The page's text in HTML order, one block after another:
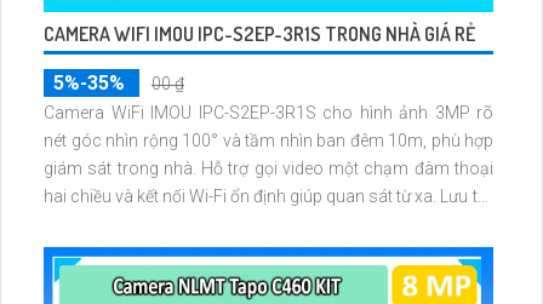
CAMERA WIFI IMOU IPC-S2EP-3R1S TRONG NHÀ GIÁ RẺ
5%-35%
00 ₫
Camera WiFi IMOU IPC-S2EP-3R1S cho hình ảnh 3MP rõ
nét góc nhìn rộng 100° và tầm nhìn ban đêm 10m, phù hợp
giám sát trong nhà. Hỗ trợ gọi video một chạm đàm thoại
hai chiều và kết nối Wi-Fi ổn định giúp quan sát từ xa. Lưu trữ
dễ lắp đặt cho gia đình và văn phòng nhỏ.